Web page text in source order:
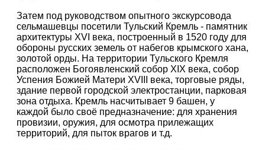
Затем под руководством опытного экскурсовода
сельмашевцы посетили Тульский Кремль - памятник
архитектуры XVI века, построенный в 1520 году для
обороны русских земель от набегов крымского хана,
золотой орды. На территории Тульского Кремля
расположен Богоявленский собор XIX века, собор
Успения Божией Матери XVIII века, торговые ряды,
здание первой городской электростанции, парковая
зона отдыха. Кремль насчитывает 9 башен, у
каждой было своё предназначение: для хранения
провизии, оружия, для осмотра прилежащих
территорий, для пыток врагов и т.д.